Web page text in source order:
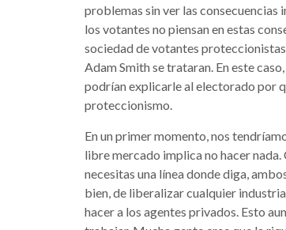
problemas sin ver las consecuencias
los votantes no piensan en estas
sociedad de votantes
Adam Smith se trataran. En este
podrían explicarle al electorado por
proteccionismo.
En un primer momento, nos
libre mercado implica no hacer
necesitas una línea donde diga,
bien, de liberalizar cualquier
hacer a los agentes privados. Esto